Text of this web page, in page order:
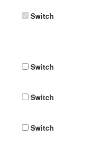
Switch
Switch
Switch
Switch